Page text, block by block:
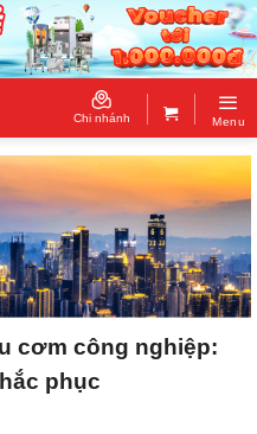
Chi nhánh Menu
cơm công nghiệp:
phục